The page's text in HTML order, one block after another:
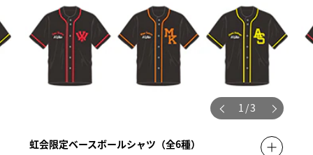
1 /3
虹会限定ベースボールシャツ（全6種）